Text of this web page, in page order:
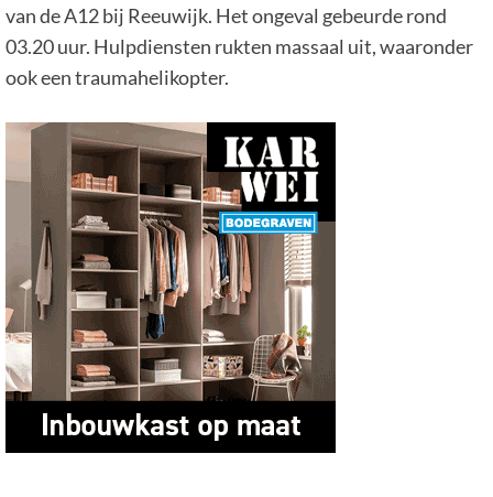
van de A12 bij Reeuwijk. Het ongeval gebeurde rond
03.20 uur. Hulpdiensten rukten massaal uit, waaronder
ook een traumahelikopter.